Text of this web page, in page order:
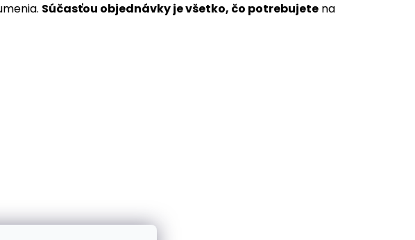
Súčasťou objednávky je všetko, čo potrebujete na